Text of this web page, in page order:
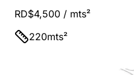
RD$4,500 / mts²
220mts²